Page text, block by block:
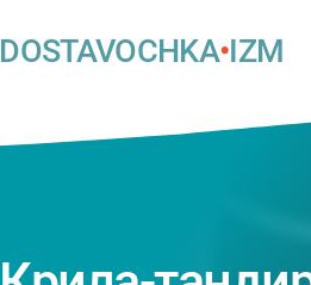
DOSTAVOCHKA•IZM